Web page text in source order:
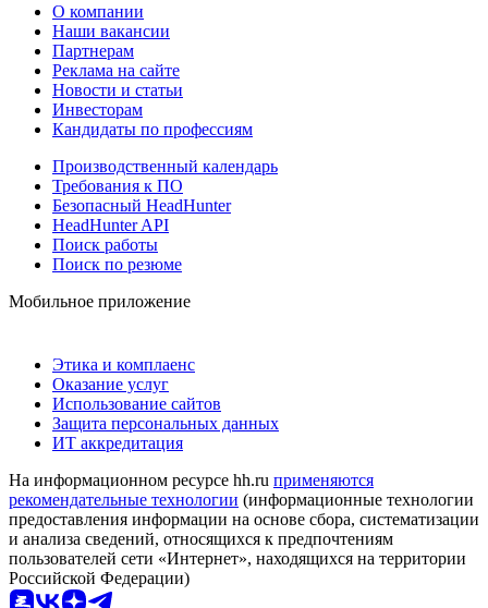
О компании
Наши вакансии
Партнерам
Реклама на сайте
Новости и статьи
Инвесторам
Кандидаты по профессиям
Производственный календарь
Требования к ПО
Безопасный HeadHunter
HeadHunter API
Поиск работы
Поиск по резюме
Мобильное приложение
Этика и комплаенс
Оказание услуг
Использование сайтов
Защита персональных данных
ИТ аккредитация
На информационном ресурсе hh.ru применяются
рекомендательные технологии (информационные технологии
предоставления информации на основе сбора, систематизации
и анализа сведений, относящихся к предпочтениям
пользователей сети «Интернет», находящихся на территории
Российской Федерации)